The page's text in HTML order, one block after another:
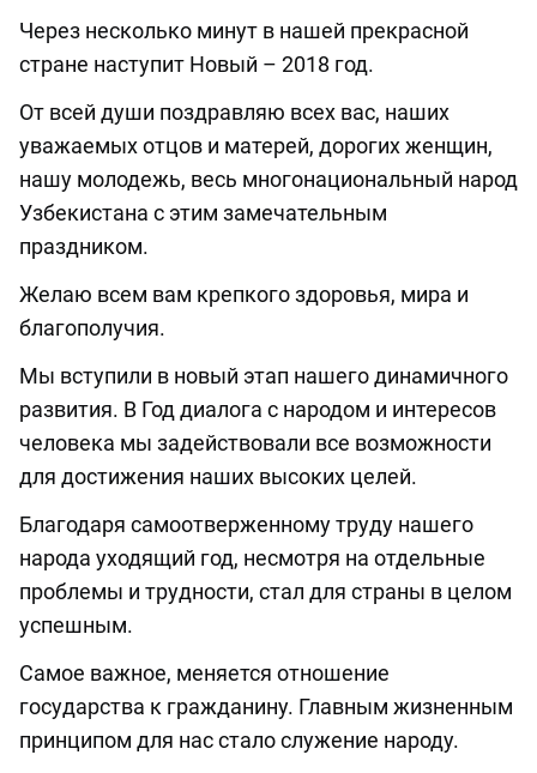
Через несколько минут в нашей прекрасной
стране наступит Новый – 2018 год.
От всей души поздравляю всех вас, наших
уважаемых отцов и матерей, дорогих женщин,
нашу молодежь, весь многонациональный народ
Узбекистана с этим замечательным
праздником.
Желаю всем вам крепкого здоровья, мира и
благополучия.
Мы вступили в новый этап нашего динамичного
развития. В Год диалога с народом и интересов
человека мы задействовали все возможности
для достижения наших высоких целей.
Благодаря самоотверженному труду нашего
народа уходящий год, несмотря на отдельные
проблемы и трудности, стал для страны в целом
успешным.
Самое важное, меняется отношение
государства к гражданину. Главным жизненным
принципом для нас стало служение народу.